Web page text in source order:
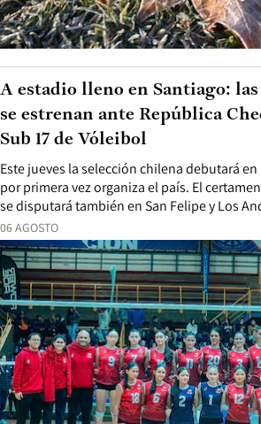
06 AGOSTO
Este jueves la selección chilena debutará
por primera vez organiza el país. El
se disputará también en San Felipe y Los
A estadio lleno en Santiago: las
se estrenan ante República
Sub 17 de Vóleibol